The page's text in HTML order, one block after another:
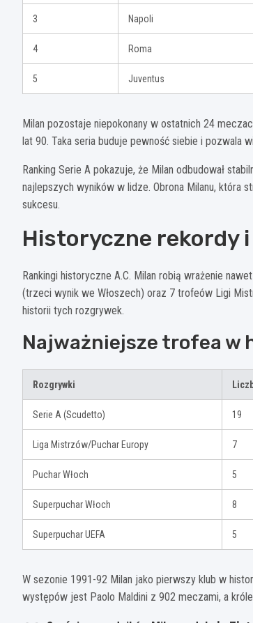
3 Napoli
4 Roma
5 Juventus
Milan pozostaje niepokonany w ostatnich 24
lat 90. Taka seria buduje pewność siebie i pozwala
Ranking Serie A pokazuje, że Milan odbudował
najlepszych wyników w lidze. Obrona Milanu, która
sukcesu.
Historyczne rekordy
Rankingi historyczne A.C. Milan robią wrażenie
(trzeci wynik we Włoszech) oraz 7 trofeów Ligi
historii tych rozgrywek.
Najważniejsze trofea w
Rozgrywki
Serie A (Scudetto) 19
Liga Mistrzów/Puchar Europy 7
Puchar Włoch 5
Superpuchar Włoch 8
Superpuchar UEFA 5
W sezonie 1991-92 Milan jako pierwszy klub w
występów jest Paolo Maldini z 902 meczami, a